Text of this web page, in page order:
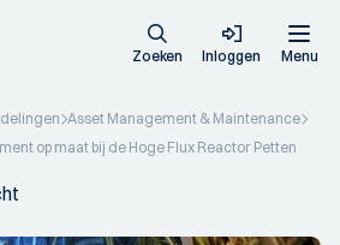
Zoeken Inloggen Menu
Asset Management & Maintenance
op maat bij de Hoge Flux Reactor Petten